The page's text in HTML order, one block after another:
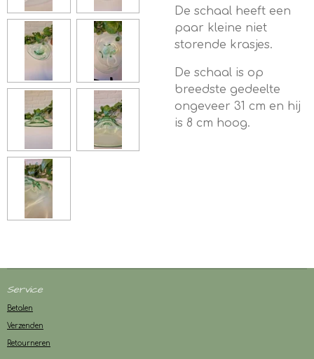
De schaal heeft een
paar kleine niet
storende krasjes.
De schaal is op
breedste gedeelte
ongeveer 31 cm en hij
is 8 cm hoog.
Service
Betalen
Verzenden
Retourneren